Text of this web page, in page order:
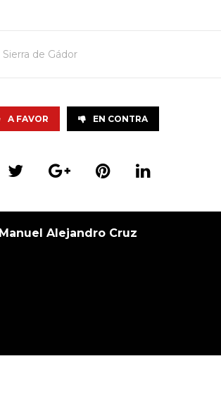
Sierra de Gádor
A FAVOR EN CONTRA
Manuel Alejandro Cruz